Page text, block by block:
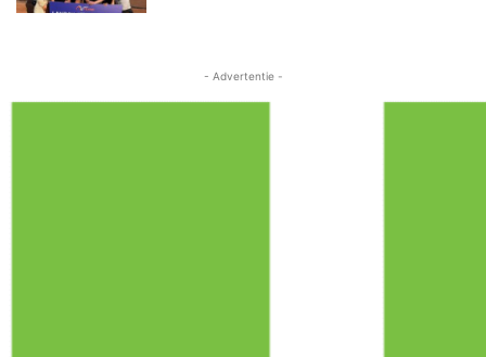
- Advertentie -